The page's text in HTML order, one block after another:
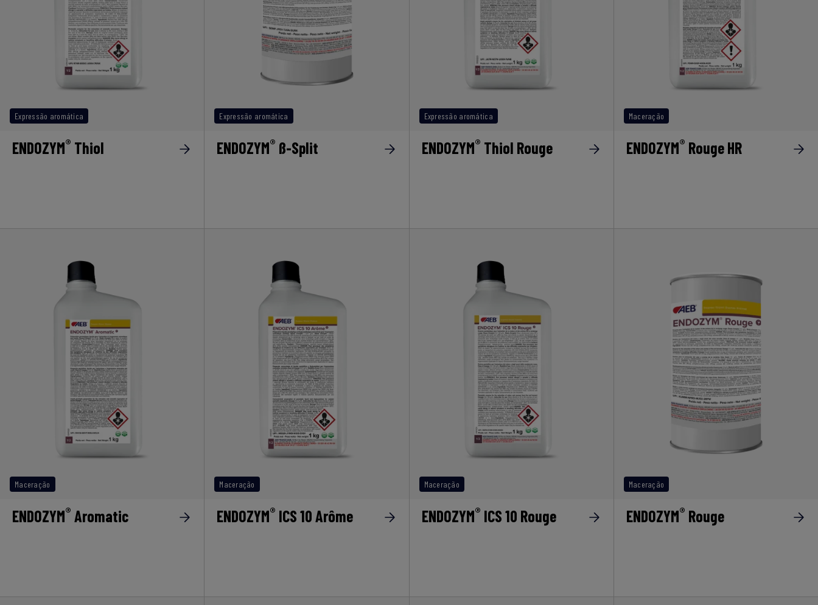
Expressão aromática
ENDOZYM® Thiol
Expressão aromática
ENDOZYM® ß-Split
Expressão aromática
ENDOZYM® Thiol Rouge
Maceração
ENDOZYM® Rouge HR
Maceração
ENDOZYM® Aromatic
Maceração
ENDOZYM® ICS 10 Arôme
Maceração
ENDOZYM® ICS 10 Rouge
Maceração
ENDOZYM® Rouge